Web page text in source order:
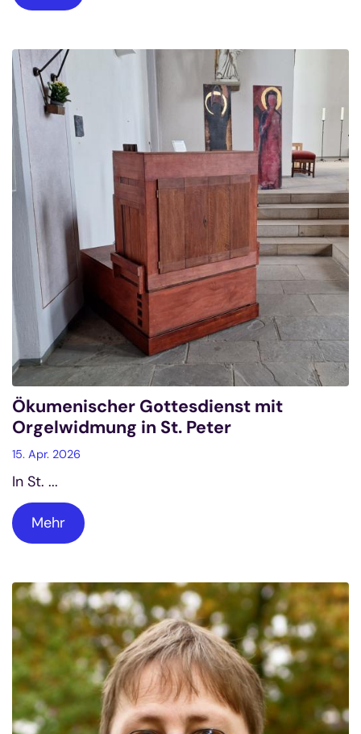
Ökumenischer Gottesdienst mit
Orgelwidmung in St. Peter
15. Apr. 2026
In St. ...
Mehr